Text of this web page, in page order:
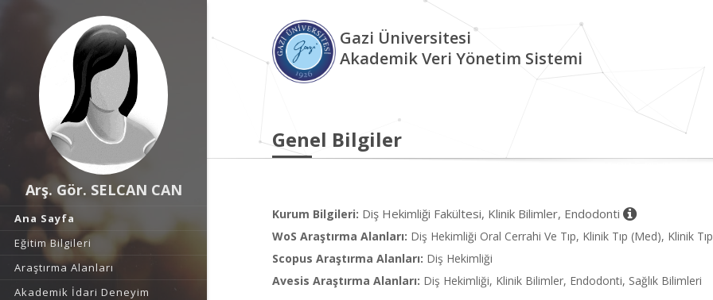
Arş. Gör. SELCAN CAN
Ana Sayfa
Eğitim Bilgileri
Araştırma Alanları
Akademik İdari Deneyim
Gazi Üniversitesi
Akademik Veri Yönetim Sistemi
Genel Bilgiler
Kurum Bilgileri: Diş Hekimliği Fakültesi, Klinik Bilimler, Endodonti
WoS Araştırma Alanları: Diş Hekimliği Oral Cerrahi Ve Tıp, Klinik Tıp (Med), Klinik Tıp
Scopus Araştırma Alanları: Diş Hekimliği
Avesis Araştırma Alanları: Diş Hekimliği, Klinik Bilimler, Endodonti, Sağlık Bilimleri